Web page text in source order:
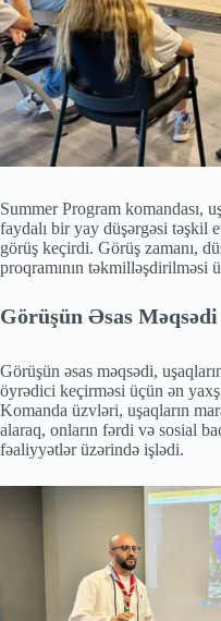
Summer Program komandası,
faydalı bir yay düşərgəsi təşkil
görüş keçirdi. Görüş zamanı,
proqramının təkmilləşdirilməsi
Görüşün Əsas Məqsədi
Görüşün əsas məqsədi,
öyrədici keçirməsi üçün ən
Komanda üzvləri, uşaqların
alaraq, onların fərdi və sosial
fəaliyyətlər üzərində işlədi.